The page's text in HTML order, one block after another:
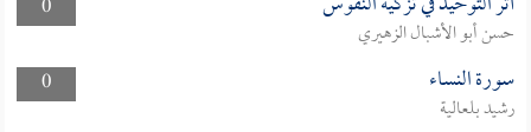
0
حسن أبو الأشبال الزهيري
0
سورة النساء
رشيد بلعالية